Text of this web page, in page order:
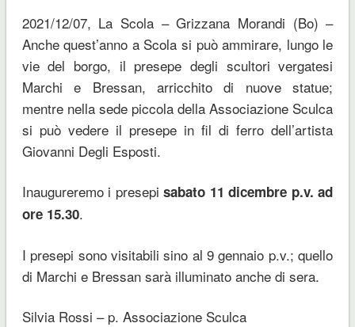
2021/12/07, La Scola – Grizzana Morandi (Bo) –
Anche quest’anno a Scola si può ammirare, lungo le
vie del borgo, il presepe degli scultori vergatesi
Marchi e Bressan, arricchito di nuove statue;
mentre nella sede piccola della Associazione Sculca
si può vedere il presepe in fil di ferro dell’artista
Giovanni Degli Esposti.
Inaugureremo i presepisabato 11 dicembre p.v. ad
ore 15.30.
I presepi sono visitabili sino al 9 gennaio p.v.; quello
di Marchi e Bressan sarà illuminato anche di sera.
Silvia Rossi – p. Associazione Sculca